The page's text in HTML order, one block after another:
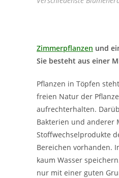
Zimmerpflanzen und
Sie besteht aus einer
Pflanzen in Töpfen
freien Natur der
aufrechterhalten.
Bakterien und anderer
Stoffwechselprodukte
Bereichen vorhanden.
kaum Wasser
nur mit einer guten